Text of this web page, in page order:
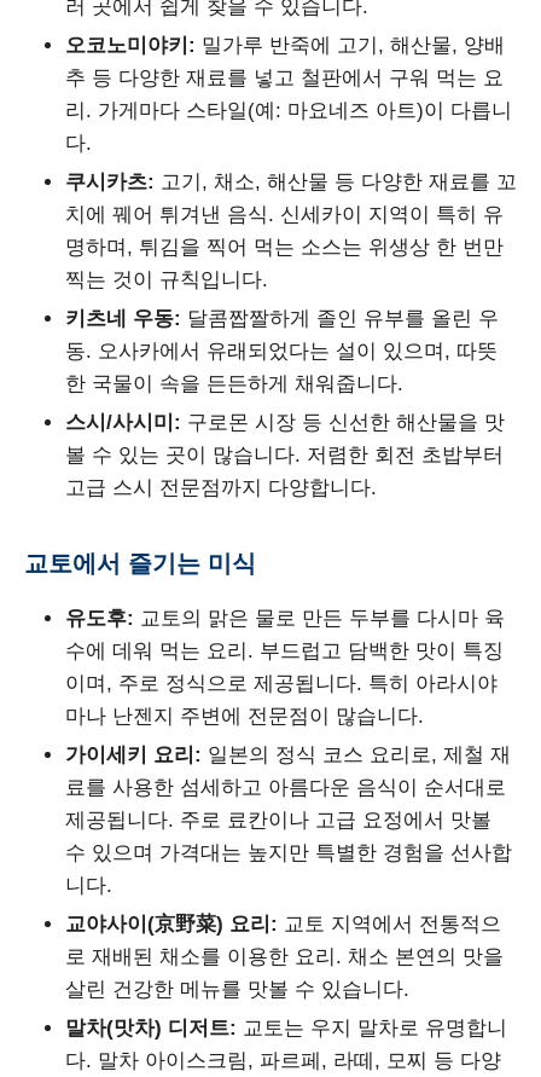
러 곳에서 쉽게 찾을 수 있습니다.
오코노미야키: 밀가루 반죽에 고기, 해산물, 양배
추 등 다양한 재료를 넣고 철판에서 구워 먹는 요
리. 가게마다 스타일(예: 마요네즈 아트)이 다릅니
다.
쿠시카츠: 고기, 채소, 해산물 등 다양한 재료를 꼬
치에 꿰어 튀겨낸 음식. 신세카이 지역이 특히 유
명하며, 튀김을 찍어 먹는 소스는 위생상 한 번만
찍는 것이 규칙입니다.
키츠네 우동: 달콤짭짤하게 졸인 유부를 올린 우
동. 오사카에서 유래되었다는 설이 있으며, 따뜻
한 국물이 속을 든든하게 채워줍니다.
스시/사시미: 구로몬 시장 등 신선한 해산물을 맛
볼 수 있는 곳이 많습니다. 저렴한 회전 초밥부터
고급 스시 전문점까지 다양합니다.
교토에서 즐기는 미식
유도후: 교토의 맑은 물로 만든 두부를 다시마 육
수에 데워 먹는 요리. 부드럽고 담백한 맛이 특징
이며, 주로 정식으로 제공됩니다. 특히 아라시야
마나 난젠지 주변에 전문점이 많습니다.
가이세키 요리: 일본의 정식 코스 요리로, 제철 재
료를 사용한 섬세하고 아름다운 음식이 순서대로
제공됩니다. 주로 료칸이나 고급 요정에서 맛볼
수 있으며 가격대는 높지만 특별한 경험을 선사합
니다.
교야사이(京野菜) 요리: 교토 지역에서 전통적으
로 재배된 채소를 이용한 요리. 채소 본연의 맛을
살린 건강한 메뉴를 맛볼 수 있습니다.
말차(맛차) 디저트: 교토는 우지 말차로 유명합니
다. 말차 아이스크림, 파르페, 라떼, 모찌 등 다양